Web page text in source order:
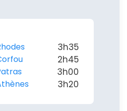
3h35
2h45
3h00
3h20